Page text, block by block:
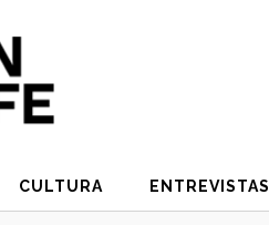
CULTURA ENTREVISTAS